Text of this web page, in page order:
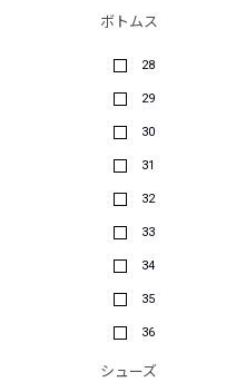
ボトムス
28
29
30
31
32
33
34
35
36
シューズ